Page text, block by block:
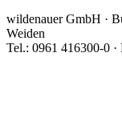
wildenauer GmbH ·
Weiden
Tel.: 0961 416300-0